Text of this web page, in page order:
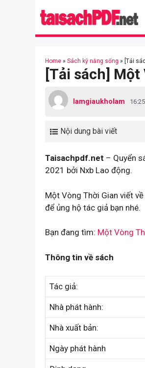
Home » Sách kỹ năng sống » [Tải
[Tải sách] Một
lamgiaukholam
Nội dung bài viết
Taisachpdf.net – Quyển
2021 bởi Nxb Lao động.
Một Vòng Thời Gian viết
để ủng hộ tác giả bạn nhé.
Bạn đang tìm: Một Vòng
Thông tin về sách
Tác giả:
Nhà phát hành:
Nhà xuất bản:
Ngày phát hành